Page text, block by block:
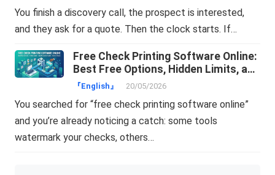
You finish a discovery call, the prospect is interested,
and they ask for a quote. Then the clock starts. If…
Free Check Printing Software Online:
Best Free Options, Hidden Limits, and
How to Choose
『English』 20/05/2026
You searched for “free check printing software online”
and you’re already noticing a catch: some tools
watermark your checks, others…